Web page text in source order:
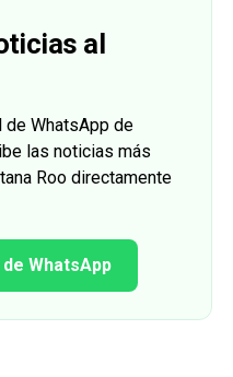
al
de WhatsApp de
las noticias más
Roo directamente
WhatsApp